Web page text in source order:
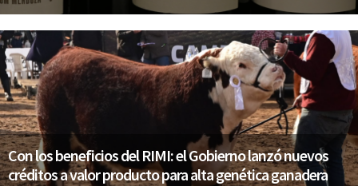
Con los beneficios del RIMI: el Gobierno lanzó nuevos
créditos a valor producto para alta genética ganadera